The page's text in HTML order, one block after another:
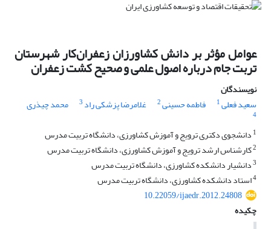
عوامل مؤثر بر دانش کشاورزان زعفران‌کار شهرستان
تربت جام درباره اصول علمی و صحیح کشت زعفران
نویسندگان
سعید فعلی1 فاطمه حسینی2 غلامرضا پزشکی راد 3 محمد چیذری
4
1 دانشجوی دکتری ترویج و آموزش کشاورزی، دانشگاه تربیت مدرس
2کارشناس ارشد ترویج و آموزش کشاورزی، دانشگاه تربیت مدرس
3دانشیار دانشکده کشاورزی، دانشگاه تربیت مدرس
4استاد دانشکده کشاورزی، دانشگاه تربیت مدرس
10.22059/ijaedr.2012.24808
چکیده